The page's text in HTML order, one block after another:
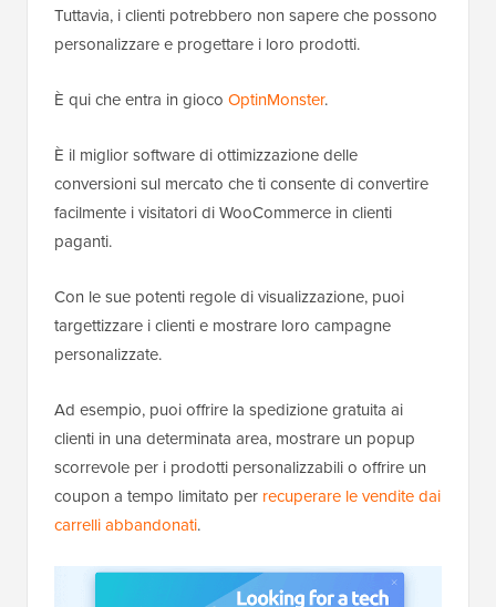
Tuttavia, i clienti potrebbero non sapere che possono
personalizzare e progettare i loro prodotti.
È qui che entra in gioco OptinMonster.
È il miglior software di ottimizzazione delle
conversioni sul mercato che ti consente di convertire
facilmente i visitatori di WooCommerce in clienti
paganti.
Con le sue potenti regole di visualizzazione, puoi
targettizzare i clienti e mostrare loro campagne
personalizzate.
Ad esempio, puoi offrire la spedizione gratuita ai
clienti in una determinata area, mostrare un popup
scorrevole per i prodotti personalizzabili o offrire un
coupon a tempo limitato per recuperare le vendite dai
carrelli abbandonati.